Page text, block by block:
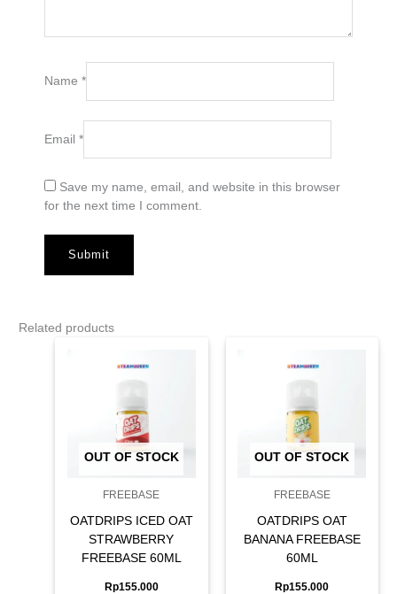
Name*
Email*
Save my name, email, and website in this browser
for the next time I comment.
Related products
OUT OF STOCK
FREEBASE
OATDRIPS ICED OAT
STRAWBERRY
FREEBASE 60ML
Rp155.000
OUT OF STOCK
FREEBASE
OATDRIPS OAT
BANANA FREEBASE
60ML
Rp155.000